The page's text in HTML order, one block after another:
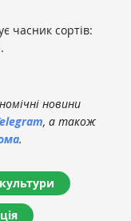
часник сортів:
новини
, а також
.